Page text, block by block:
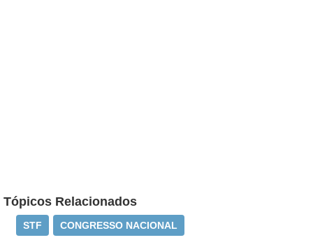
Tópicos Relacionados
STF CONGRESSO NACIONAL